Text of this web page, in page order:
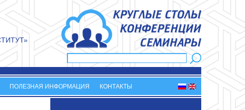
Форма поиска
ПОЛЕЗНАЯ ИНФОРМАЦИЯ КОНТАКТЫ